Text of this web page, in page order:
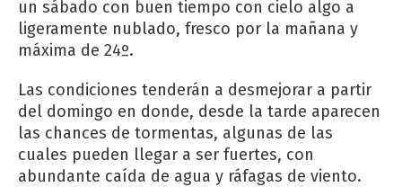
un sábado con buen tiempo con cielo algo a
ligeramente nublado, fresco por la mañana y
máxima de 24º.
Las condiciones tenderán a desmejorar a partir
del domingo en donde, desde la tarde aparecen
las chances de tormentas, algunas de las
cuales pueden llegar a ser fuertes, con
abundante caída de agua y ráfagas de viento.